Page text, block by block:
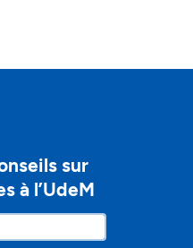
sur
à l’UdeM